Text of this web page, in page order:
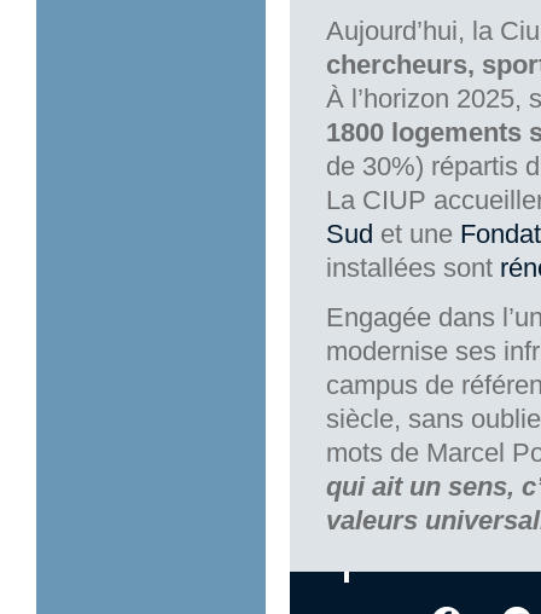
Aujourd’hui, la
chercheurs,
À l’horizon 2025,
1800 logements
de 30%) répartis
La CIUP
Sud et une
installées sont
Engagée dans
modernise ses
campus de
siècle, sans
mots de Marcel
qui ait un sens,
valeurs